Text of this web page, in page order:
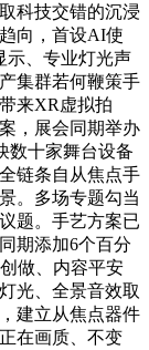
科技交错的沉浸
向，首设AI使
示、专业灯光声
集群若何鞭策手
来XR虚拟拍
，展会同期举办
数十家舞台设备
链条自从焦点手
。多场专题勾当
题。手艺方案已
期添加6个百分
做、内容平安
光、全景音效取
建立从焦点器件
在画质、不变